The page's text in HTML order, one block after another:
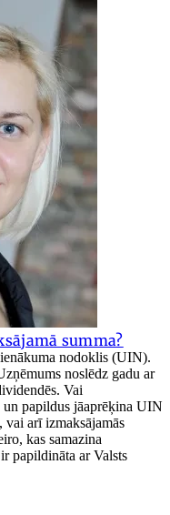
summa?
nodoklis (UIN).
noslēdz gadu ar
Vai
un papildus jāaprēķina UIN
vai arī izmaksājamās
kas samazina
papildināta ar Valsts